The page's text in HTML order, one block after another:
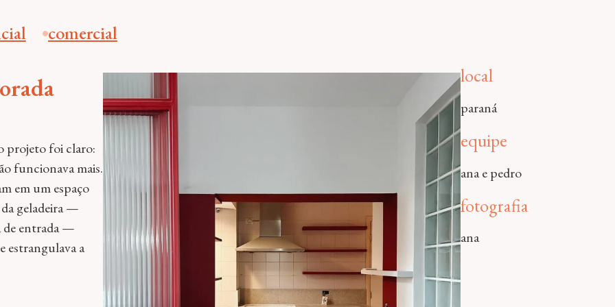
comercial
projeto foi claro:
funcionava mais.
em um espaço
geladeira —
de entrada —
estrangulava a
local
paraná
equipe
ana e pedro
fotografia
ana